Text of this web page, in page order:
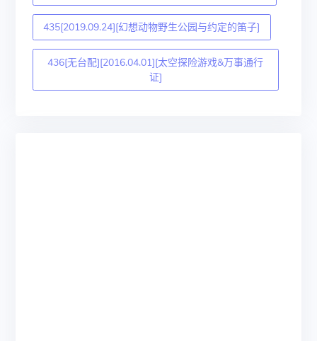
435[2019.09.24][幻想动物野生公园与约定的笛子]
436[无台配][2016.04.01][太空探险游戏&万事通行
证]